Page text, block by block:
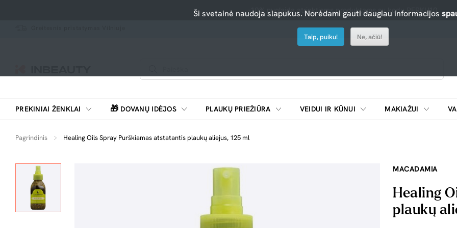
-10% nuolaida atrinktiems produktams su kodu PERKU10
PREKINIAI ŽENKLAI 🎁 DOVANŲ IDĖJOS PLAUKŲ PRIEŽIŪRA VEIDUI IR KŪNUI MAKIAŽUI
Pagrindinis Healing Oils Spray Purškiamas atstatantis plaukų aliejus, 125 ml
MACADAMIA
Healing
plaukų
Ši svetainė naudoja slapukus. Norėdami gauti daugiau informacijos
Taip, puiku! Ne, ačiū!